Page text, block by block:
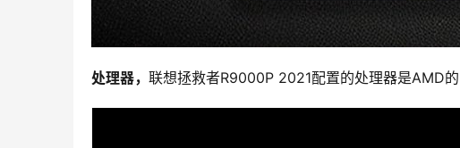
处理器， 联想拯救者R9000P 2021配置的处理器是AMD